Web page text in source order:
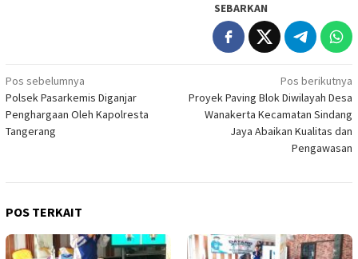
SEBARKAN
Navigasi
pos
Pos sebelumnya
Polsek Pasarkemis Diganjar
Penghargaan Oleh Kapolresta
Tangerang
Pos berikutnya
Proyek Paving Blok Diwilayah Desa
Wanakerta Kecamatan Sindang
Jaya Abaikan Kualitas dan
Pengawasan
POS TERKAIT